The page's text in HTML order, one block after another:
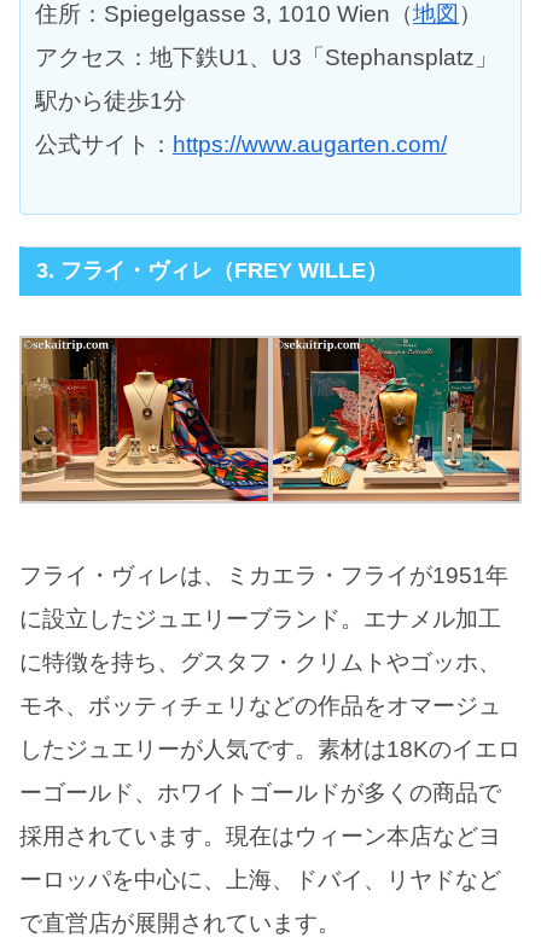
住所：Spiegelgasse 3, 1010 Wien（地図 ）
アクセス：地下鉄U1、U3「Stephansplatz」
駅から徒歩1分
公式サイト： https://www.augarten.com/
3. フライ・ヴィレ（FREY WILLE）
フライ・ヴィレは、ミカエラ・フライが1951年
に設立したジュエリーブランド。エナメル加工
に特徴を持ち、グスタフ・クリムトやゴッホ、
モネ、ボッティチェリなどの作品をオマージュ
したジュエリーが人気です。素材は18Kのイエロ
ーゴールド、ホワイトゴールドが多くの商品で
採用されています。現在はウィーン本店などヨ
ーロッパを中心に、上海、ドバイ、リヤドなど
で直営店が展開されています。